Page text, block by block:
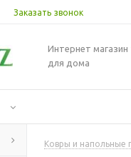
Заказать звонок
Интернет магазин
для дома
Ковры и напольные